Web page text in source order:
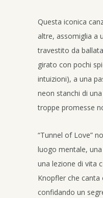
Questa iconica
altre, assomiglia a
travestito da
girato con pochi
intuizioni), a una
neon stanchi di
troppe promesse
“Tunnel of Love”
luogo mentale,
una lezione di vita
Knopfler che canta
confidando un